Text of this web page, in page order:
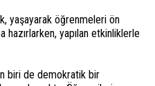
yaşayarak öğrenmeleri ön
hazırlarken, yapılan etkinliklerle
biri de demokratik bir